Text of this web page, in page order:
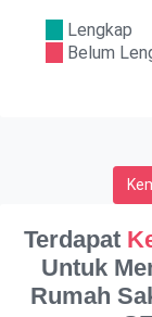
Lengkap
Belum
Terdapat
Untuk
Rumah